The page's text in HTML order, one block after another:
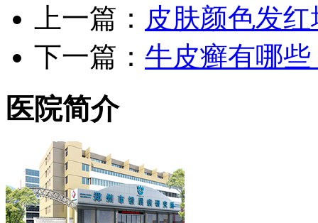
上一篇： 皮肤颜色发
下一篇： 牛皮癣有哪些
医院简介